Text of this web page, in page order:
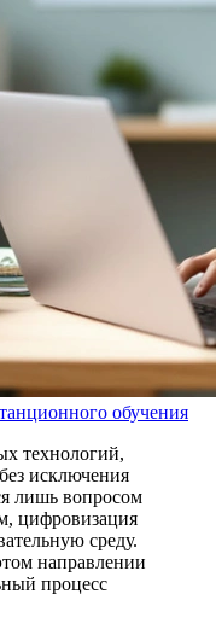
обучения
технологий,
исключения
лишь вопросом
цифровизация
среду.
направлении
процесс